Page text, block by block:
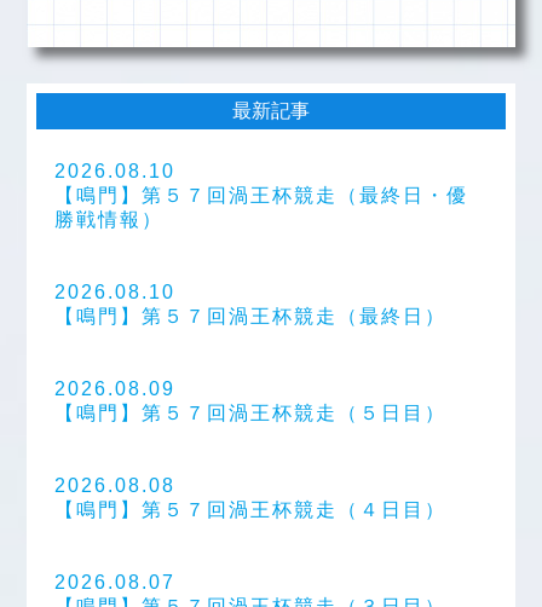
最新記事
2026.08.10
【鳴門】第５７回渦王杯競走（最終日・優
勝戦情報）
2026.08.10
【鳴門】第５７回渦王杯競走（最終日）
2026.08.09
【鳴門】第５７回渦王杯競走（５日目）
2026.08.08
【鳴門】第５７回渦王杯競走（４日目）
2026.08.07